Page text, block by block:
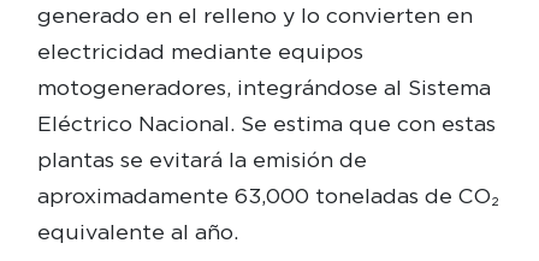
generado en el relleno y lo convierten en
electricidad mediante equipos
motogeneradores, integrándose al Sistema
Eléctrico Nacional. Se estima que con estas
plantas se evitará la emisión de
aproximadamente 63,000 toneladas de CO₂
equivalente al año.